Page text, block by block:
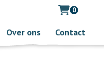
0
Over ons Contact